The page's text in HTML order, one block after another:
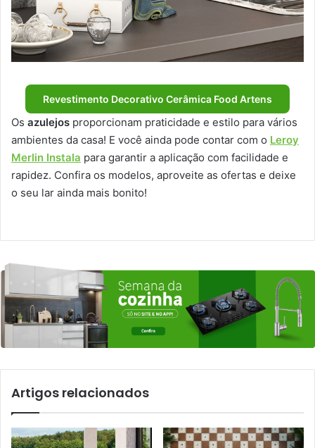
Revestimento Decorativo Cerâmica Food Artens
Os azulejos proporcionam praticidade e estilo para vários
ambientes da casa! E você ainda pode contar com o Leroy
Merlin Instala para garantir a aplicação com facilidade e
rapidez. Confira os modelos, aproveite as ofertas e deixe
o seu lar ainda mais bonito!
Artigos relacionados